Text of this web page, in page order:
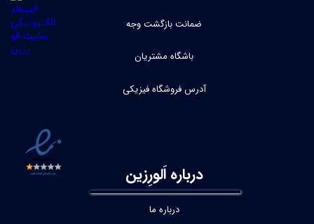
ضمانت بازگشت وجه
باشگاه مشتریان
آدرس فروشگاه فیزیکی
درباره اَلورِزین
درباره ما